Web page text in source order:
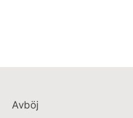
Avböj